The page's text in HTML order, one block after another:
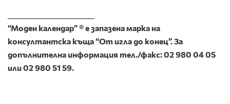
“Моден календар” ®eзапазена марка на
консултантска къща “От игла до конец”. За
допълнителна информация тел./факс: 02 980 04 05
или 02 980 51 59.